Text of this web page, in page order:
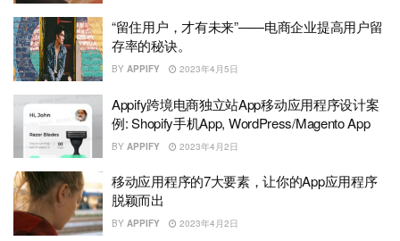
“留住用户，才有未来”——电商企业提高用户留
存率的秘诀。
BY APPIFY 2023年4月5日
Appify跨境电商独立站App移动应用程序设计案
例: Shopify手机App, WordPress/Magento App
BY APPIFY 2023年4月2日
移动应用程序的7大要素，让你的App应用程序
脱颖而出
BY APPIFY 2023年4月2日